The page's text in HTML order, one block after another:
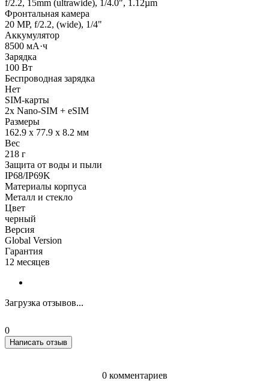
f/2.2, 15mm (ultrawide), 1/4.0", 1.12µm
Фронтальная камера
20 MP, f/2.2, (wide), 1/4"
Аккумулятор
8500 мА·ч
Зарядка
100 Вт
Беспроводная зарядка
Нет
SIM-карты
2x Nano-SIM + eSIM
Размеры
162.9 x 77.9 x 8.2 мм
Вес
218 г
Защита от воды и пыли
IP68/IP69K
Материалы корпуса
Металл и стекло
Цвет
черный
Версия
Global Version
Гарантия
12 месяцев
Загрузка отзывов...
0
Написать отзыв
0 комментариев